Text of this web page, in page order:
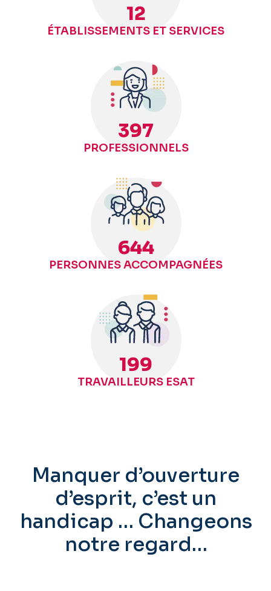
12
ÉTABLISSEMENTS ET SERVICES
400
PROFESSIONNELS
650
PERSONNES ACCOMPAGNÉES
200
TRAVAILLEURS ESAT
Manquer d’ouverture
d’esprit, c’est un
handicap … Changeons
notre regard…